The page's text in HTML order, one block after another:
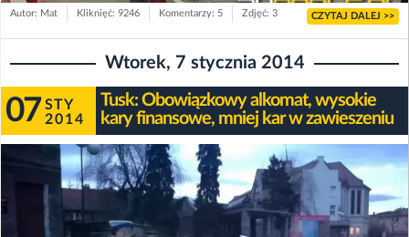
Autor: Mat Kliknięć: 9246 Komentarzy: 5 Zdjęć: 3 CZYTAJ DALEJ >>
Wtorek, 7 stycznia 2014
07 STY
2014
Tusk: Obowiązkowy alkomat, wysokie
kary finansowe, mniej kar w zawieszeniu